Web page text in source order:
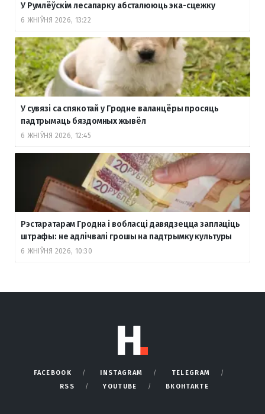
У Румлёўскім лесапарку абсталююць эка-сцежку
6 ЖНІЎНЯ 2026, 13:22
У сувязі са спякотай у Гродне валанцёры просяць
падтрымаць бяздомных жывёл
6 ЖНІЎНЯ 2026, 12:45
Рэстаратарам Гродна і вобласці давядзецца заплаціць
штрафы: не адлічвалі грошы на падтрымку культуры
6 ЖНІЎНЯ 2026, 10:30
FACEBOOK INSTAGRAM
TELEGRAM
RSS
YOUTUBE ВКОНТАКТЕ